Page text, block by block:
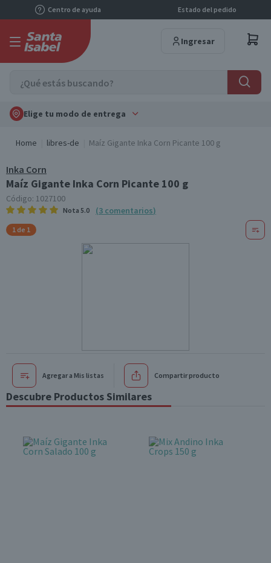
Centro de ayuda Estado del pedido
Ingresar
Elige tu modo de entrega
Home libres-de Maíz Gigante Inka Corn Picante 100 g
Inka Corn
Maíz Gigante Inka Corn Picante 100 g
Código: 1027100
Nota 5.0 (3 comentarios)
1 de 1
Agregar a Mis listas Compartir producto
Descubre Productos Similares